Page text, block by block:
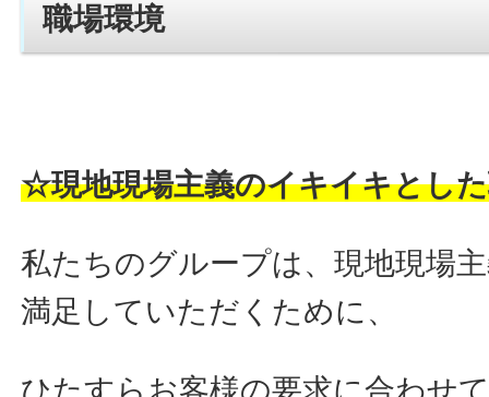
職場環境
☆現地現場主義のイキイキとし
私たちのグループは、現地現場
満足していただくために、
ひたすらお客様の要求に合わせ